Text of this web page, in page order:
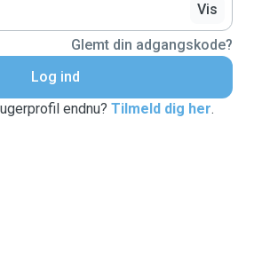
Vis
Glemt din adgangskode?
Log ind
endnu? Tilmeld dig her.